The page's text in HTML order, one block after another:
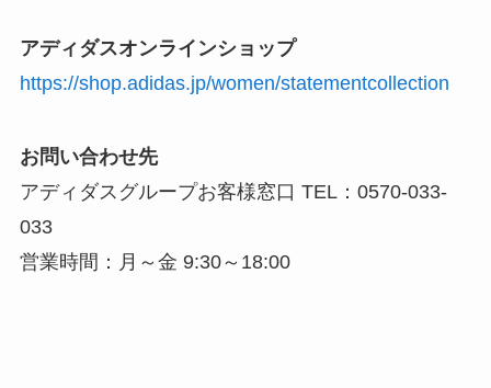
アディダスオンラインショップ
https://shop.adidas.jp/women/statementcollection
お問い合わせ先
アディダスグループお客様窓口 TEL：0570-033-
033
営業時間：月～金 9:30～18:00